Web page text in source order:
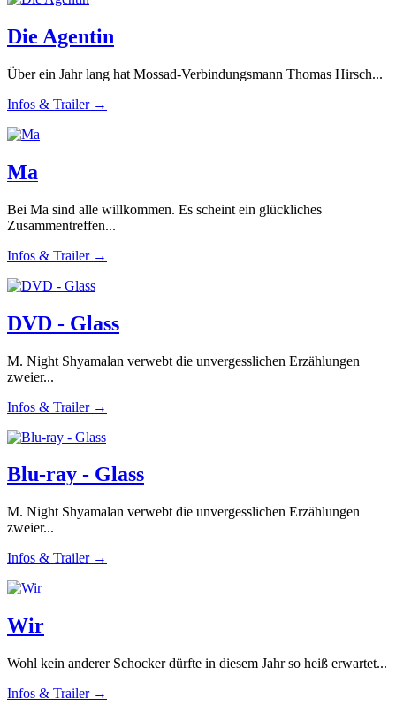
Die Agentin
Über ein Jahr lang hat Mossad-Verbindungsmann Thomas Hirsch...
Infos & Trailer →
Ma
Bei Ma sind alle willkommen. Es scheint ein glückliches
Zusammentreffen...
Infos & Trailer →
DVD - Glass
M. Night Shyamalan verwebt die unvergesslichen Erzählungen
zweier...
Infos & Trailer →
Blu-ray - Glass
M. Night Shyamalan verwebt die unvergesslichen Erzählungen
zweier...
Infos & Trailer →
Wir
Wohl kein anderer Schocker dürfte in diesem Jahr so heiß erwartet...
Infos & Trailer →